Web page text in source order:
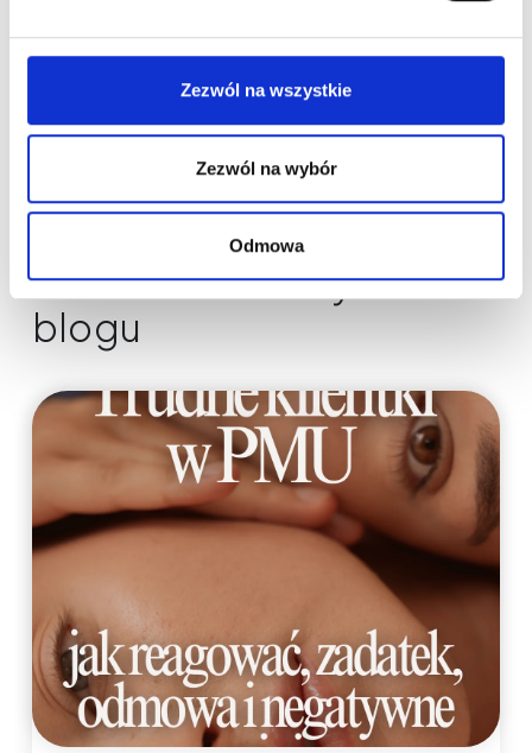
Zezwól na wszystkie
Zezwól na wybór
Odmowa
Nowości na naszym
blogu